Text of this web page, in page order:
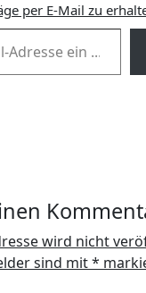
per E-Mail zu
wird nicht
sind mit*